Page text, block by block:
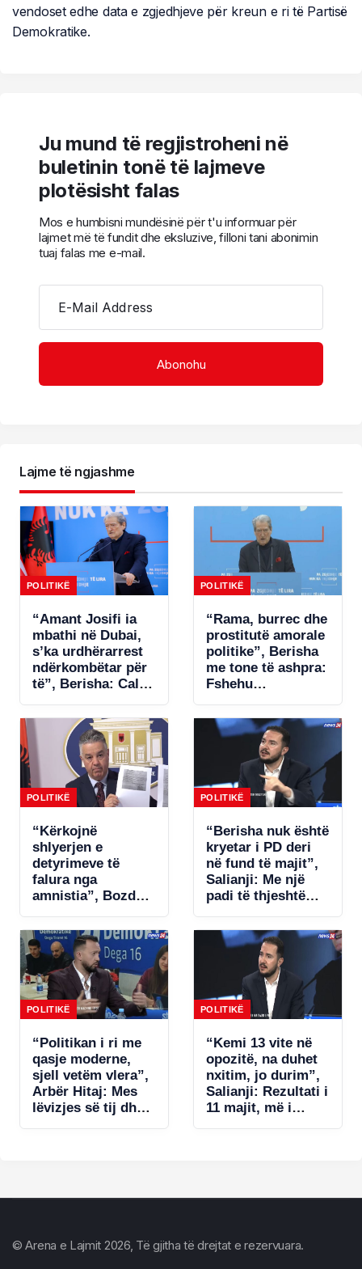
vendoset edhe data e zgjedhjeve për kreun e ri të Partisë
Demokratike.
Ju mund të regjistroheni në
buletinin tonë të lajmeve
plotësisht falas
Mos e humbisni mundësinë për t'u informuar për
lajmet më të fundit dhe eksluzive, filloni tani abonimin
tuaj falas me e-mail.
E-Mail Address
Lajme të ngjashme
POLITIKË
“Amant Josifi ia
mbathi në Dubai,
s’ka urdhërarrest
ndërkombëtar për
të”, Berisha: Call-
janë fenomeni më
kriminal në
Shqipëri
POLITIKË
“Rama, burrec dhe
prostitutë amorale
politike”, Berisha
me tone të ashpra:
Fshehu
samitin në Spanjë!
POLITIKË
“Kërkojnë
shlyerjen e
detyrimeve të
falura nga
amnistia”, Bozdo
Po i bëhet presion
bizneseve.
Ministria e
Financave s’ka
miratuar aktet
nënligjore!
POLITIKË
“Berisha nuk është
kryetar i PD deri
në fund të majit”,
Salianji: Me një
padi të thjeshtë
statutin, por s’ia
jap këtë avantazh
Ramës (VIDEO)
POLITIKË
“Politikan i ri me
qasje moderne,
sjell vetëm vlera”,
Arbër Hitaj: Mes
lëvizjes së tij dhe
POLITIKË
“Kemi 13 vite në
opozitë, na duhet
nxitim, jo durim”,
Salianji: Rezultati i
11 majit, më i
© Arena e Lajmit 2026, Të gjitha të drejtat e rezervuara.